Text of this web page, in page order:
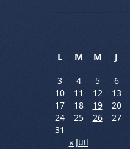
L
M M J
3
4 5 6
10
11 12 13
17
18 19 20
24
25 26 27
31
« Juil